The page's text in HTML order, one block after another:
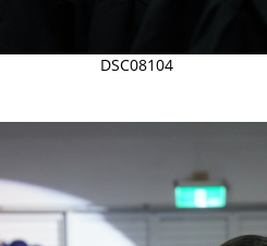
DSC08104